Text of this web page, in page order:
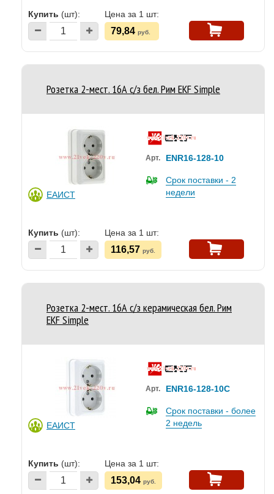
Купить (шт): Цена за 1 шт:
79,84 руб.
Розетка 2-мест. 16А с/з бел. Рим EKF Simple
ЕАИСТ
Арт. ENR16-128-10
Срок поставки - 2
недели
Купить (шт): Цена за 1 шт:
116,57 руб.
Розетка 2-мест. 16А с/з керамическая бел. Рим
EKF Simple
ЕАИСТ
Арт. ENR16-128-10C
Срок поставки - более
2 недель
Купить (шт): Цена за 1 шт:
153,04 руб.